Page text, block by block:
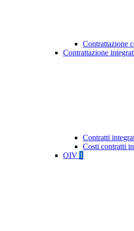
Contrattazione
Contrattazione
Contratti
Costi contratti
OIV 1